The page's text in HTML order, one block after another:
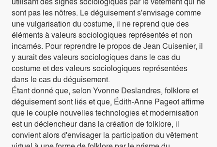
sont pas les nôtres. Le déguisement s'envisage comme
une vulgarisation du costume, il ne reprend que des
éléments à valeurs sociologiques représentés et non
incarnés. Pour reprendre le propos de Jean Cuisenier, il
y aurait des valeurs sociologiques dans le cas du
costume et des valeurs sociologiques représentées
dans le cas du déguisement.
Étant donné que, selon Yvonne Deslandres, folklore et
déguisement sont liés et que, Édith-Anne Pageot affirme
que le couple nouvelles technologies et modernisation
est un déclencheur dans la création de folklore, il
convient alors d'envisager la participation du vêtement